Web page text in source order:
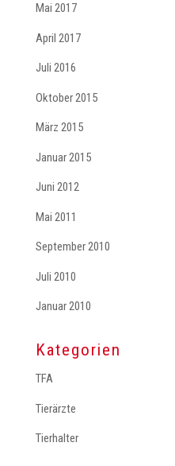
Mai 2017
April 2017
Juli 2016
Oktober 2015
März 2015
Januar 2015
Juni 2012
Mai 2011
September 2010
Juli 2010
Januar 2010
Kategorien
TFA
Tierärzte
Tierhalter